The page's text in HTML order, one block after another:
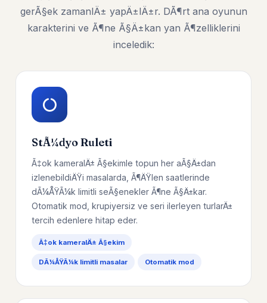
gerÃ§ek zamanlÄ± yapÄ±lÄ±r. DÃ¶rt ana oyunun
karakterini ve Ã¶ne Ã§Ä±kan yan Ã¶zelliklerini
inceledik:
StÃ¼dyo Ruleti
Ã‡ok kameralÄ± Ã§ekimle topun her aÃ§Ä±dan
izlenebildiÄŸi masalarda, Ã¶ÄŸlen saatlerinde
dÃ¼ÅŸÃ¼k limitli seÃ§enekler Ã¶ne Ã§Ä±kar.
Otomatik mod, krupiyersiz ve seri ilerleyen turlarÄ±
tercih edenlere hitap eder.
Ã‡ok kameralÄ± Ã§ekim
DÃ¼ÅŸÃ¼k limitli masalar Otomatik mod